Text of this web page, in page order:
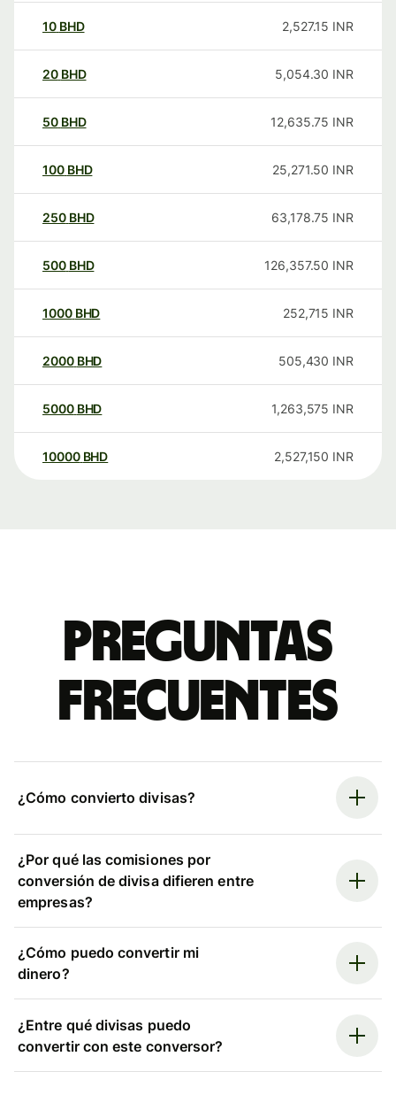
10 BHD 2,527.15 INR
20 BHD 5,054.30 INR
50 BHD 12,635.75 INR
100 BHD 25,271.50 INR
250 BHD 63,178.75 INR
500 BHD 126,357.50 INR
1000 BHD 252,715 INR
2000 BHD 505,430 INR
5000 BHD 1,263,575 INR
10000 BHD 2,527,150 INR
Preguntas
frecuentes
¿Cómo convierto divisas?
¿Por qué las comisiones por
conversión de divisa difieren entre
empresas?
¿Cómo puedo convertir mi
dinero?
¿Entre qué divisas puedo
convertir con este conversor?